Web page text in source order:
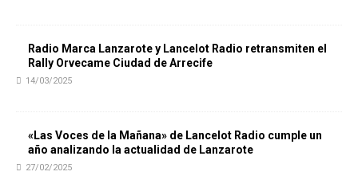
Radio Marca Lanzarote y Lancelot Radio retransmiten el
Rally Orvecame Ciudad de Arrecife
14/03/2025
«Las Voces de la Mañana» de Lancelot Radio cumple un
año analizando la actualidad de Lanzarote
27/02/2025